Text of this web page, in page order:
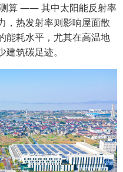
算 —— 其中太阳能反射率
，热发射率则影响屋面散
能耗水平，尤其在高温地
筑碳足迹。